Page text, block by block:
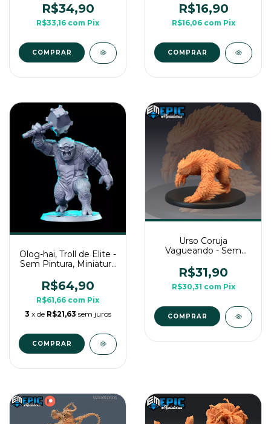
Mesa
R$34,90
R$33,16 com Pix
Mesa
R$16,90
R$16,06 com Pix
COMPRAR
Olog-hai, Troll de Elite -
Sem Pintura, Miniatura
de Mesa
R$64,90
R$61,66 com Pix
3 x de R$21,63 sem juros
Urso Coruja
Vagueando - Sem
Grande Para RPG de
Mesa
R$31,90
R$30,31 com Pix